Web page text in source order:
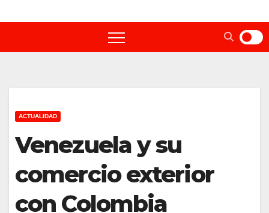
ACTUALIDAD
Venezuela y su
comercio exterior
con Colombia